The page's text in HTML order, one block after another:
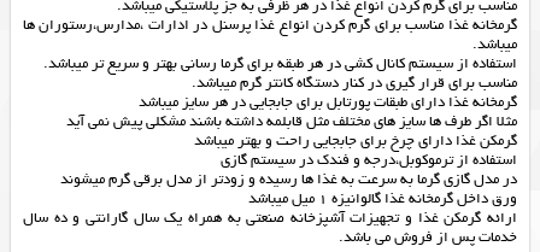
مناسب برای گرم کردن انواع غذا در هر ظرفی به جز پلاستیکی میباشد.
گرمخانه غذا مناسب برای گرم کردن انواع غذا پرسنل در ادارات ،مدارس،رستوران ها
میباشد.
استفاده از سیستم کانال کشی در هر طبقه برای گرما رسانی بهتر و سریع تر میباشد.
مناسب برای قرار گیری در کنار دستگاه کانتر گرم میباشد.
گرمخانه غذا دارای طبقات پورتابل برای جابجایی در هر سایز میباشد
مثلا اگر طرف ها سایز های مختلف مثل قابلمه داشته باشند مشکلی پیش نمی آید
گرمکن غذا دارای چرخ برای جابجایی راحت و بهتر میباشد
استفاده از ترموکوبل،درجه و فندک در سیستم گازی
در مدل گازی گرما به سرعت به غذا ها رسیده و زودتر از مدل برقی گرم میشوند
ورق داخل گرمخانه غذا گالوانیزه 1 میل میباشد
ارائه گرمکن غذا وتجهیزات آشپزخانه صنعتیبه همراه یک سال گارانتی و ده سال
خدمات پس از فروش می باشد.